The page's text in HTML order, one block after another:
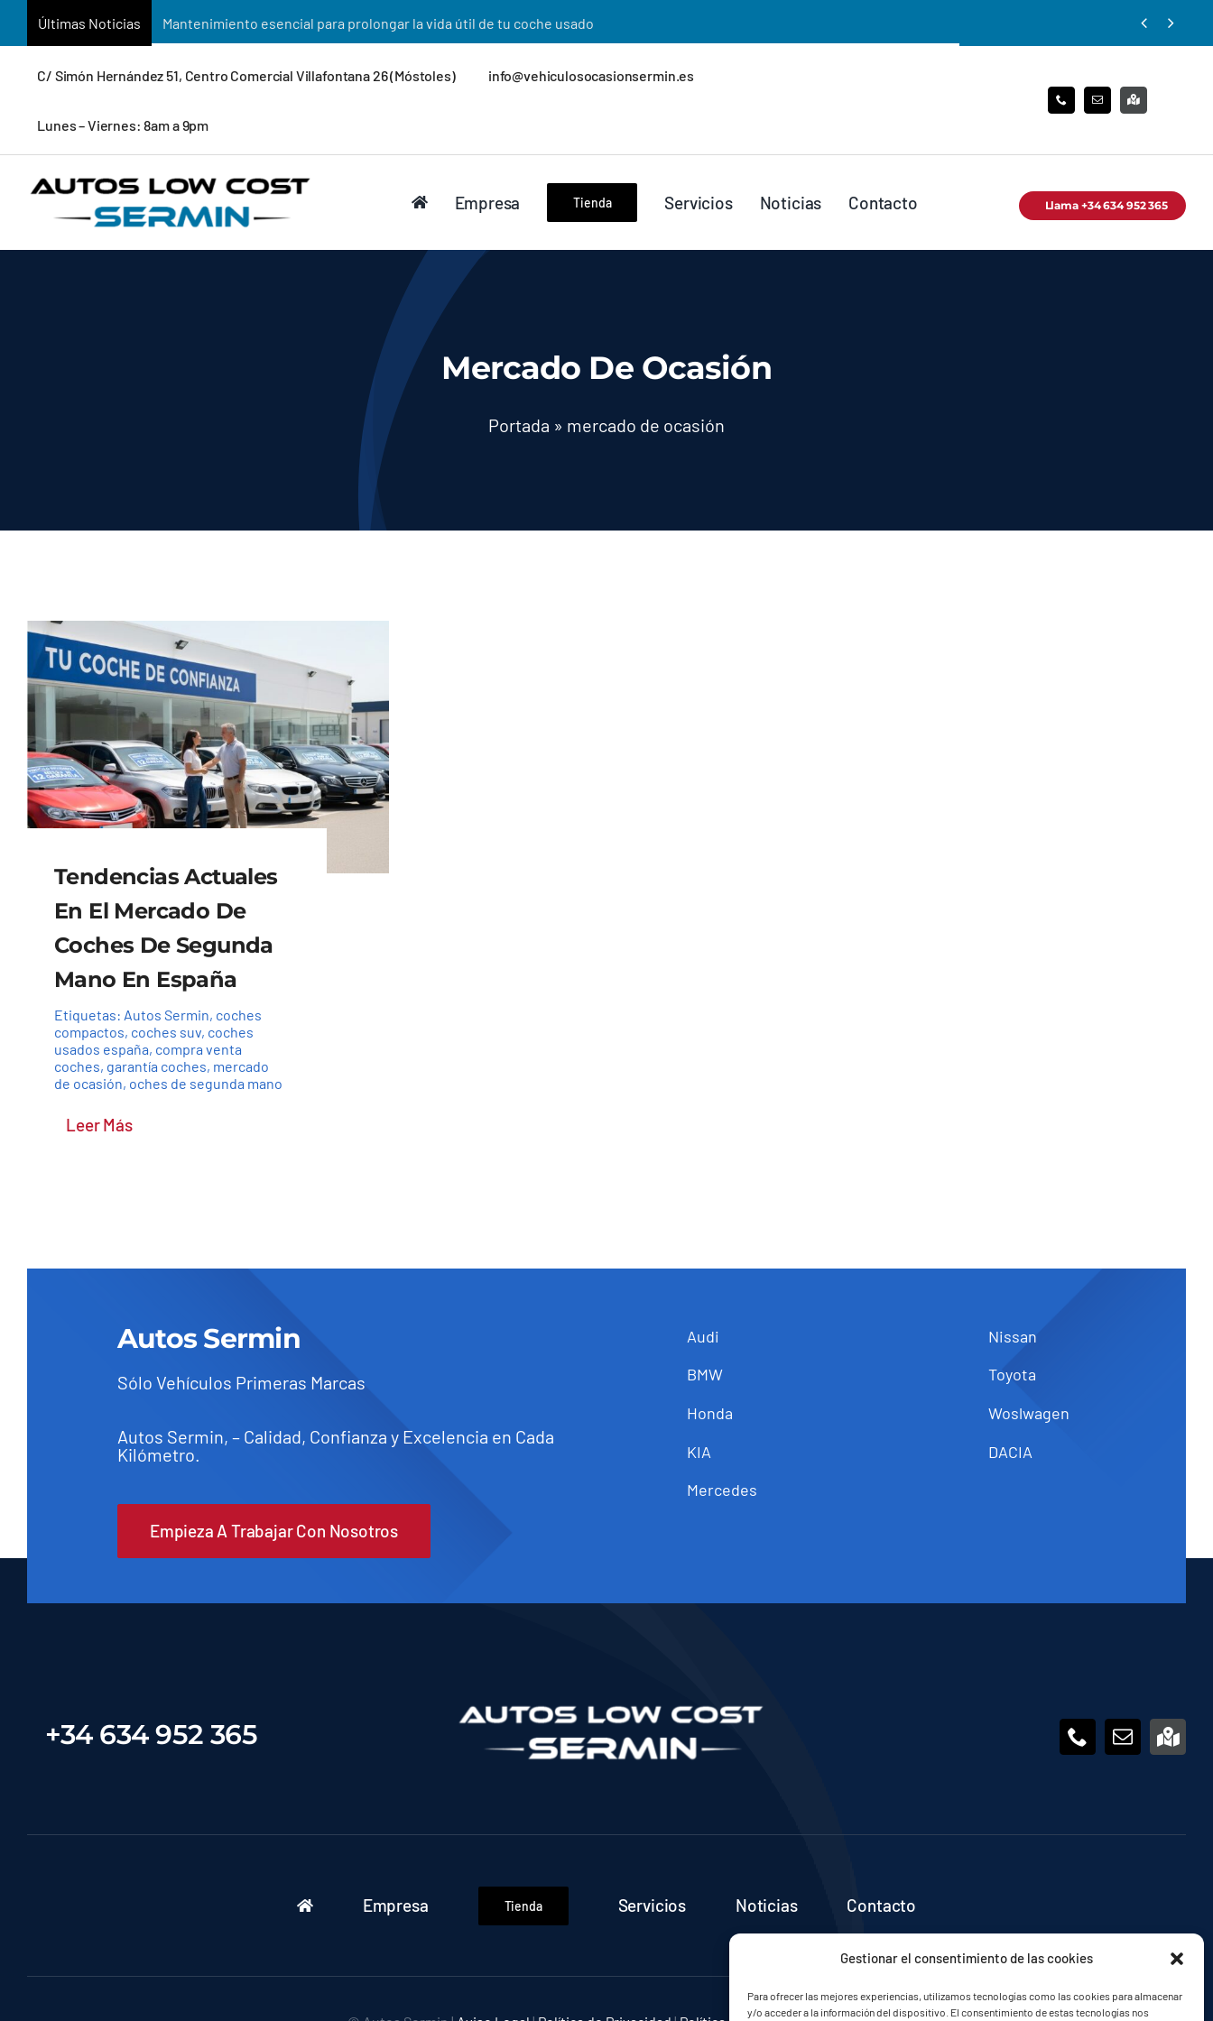
Gestionar el consentimiento de las cookies
Para ofrecer las mejores experiencias, utilizamos tecnologías como las cookies para almacenar
y/o acceder a la información del dispositivo. El consentimiento de estas tecnologías nos
contenido
Últimas Noticias Mantenimiento esencial para prolongar la vida útil de tu coche usado  
C/ Simón Hernández 51, Centro Comercial Villafontana 26 (Móstoles) info@vehiculosocasionsermin.es
Lunes – Viernes: 8am a 9pm
Empresa Tienda Servicios Noticias Contacto Llama +34 634 952 365
Mercado De Ocasión
Portada » mercado de ocasión
Tendencias Actuales
En El Mercado De
Coches De Segunda
Mano En España
Etiquetas: Autos Sermin, coches
compactos, coches suv, coches
usados españa, compra venta
coches, garantía coches, mercado
de ocasión, oches de segunda mano
Leer Más
Autos Sermin
Sólo Vehículos Primeras Marcas
Autos Sermin, – Calidad, Confianza y Excelencia en Cada
Kilómetro.
Empieza A Trabajar Con Nosotros
Audi
BMW
Honda
KIA
Mercedes
Nissan
Toyota
Woslwagen
DACIA
+34 634 952 365
Empresa Tienda Servicios Noticias Contacto